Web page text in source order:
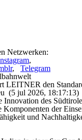
Netzwerken:
,
, Telegram
LEITNER den
(5 jul 2026, 18:17:13)
des
der
und